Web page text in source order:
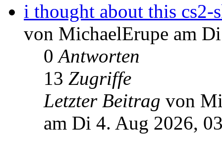
i thought about this cs2-
von MichaelErupe am
0Antworten
13 Zugriffe
Letzter Beitrag von
am Di 4. Aug 2026,